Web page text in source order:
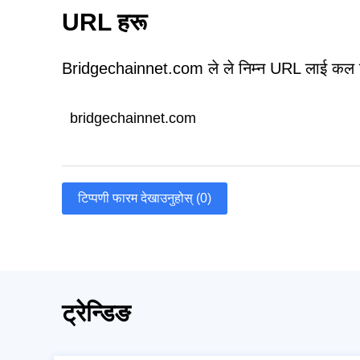
URL हरू
Bridgechainnet.com ले ले निम्न URL लाई कल
bridgechainnet.com
टिप्पणी फारम देखाउनुहोस् (0)
ट्रेन्डिङ